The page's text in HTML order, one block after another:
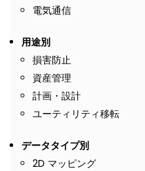
電気通信
用途別
損害防止
資産管理
計画・設計
ユーティリティ移転
データタイプ別
2D マッピング